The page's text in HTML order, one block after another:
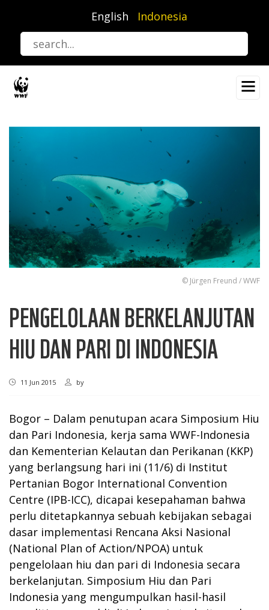
utama
English Indonesia
© Jürgen Freund / WWF
PENGELOLAAN BERKELANJUTAN
HIU DAN PARI DI INDONESIA
11 Jun 2015 by
Bogor – Dalam penutupan acara Simposium Hiu
dan Pari Indonesia, kerja sama WWF-Indonesia
dan Kementerian Kelautan dan Perikanan (KKP)
yang berlangsung hari ini (11/6) di Institut
Pertanian Bogor International Convention
Centre (IPB-ICC), dicapai kesepahaman bahwa
perlu ditetapkannya sebuah kebijakan sebagai
dasar implementasi Rencana Aksi Nasional
(National Plan of Action/NPOA) untuk
pengelolaan hiu dan pari di Indonesia secara
berkelanjutan. Simposium Hiu dan Pari
Indonesia yang mengumpulkan hasil-hasil